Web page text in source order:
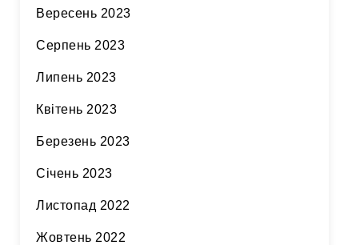
Вересень 2023
Серпень 2023
Липень 2023
Квітень 2023
Березень 2023
Січень 2023
Листопад 2022
Жовтень 2022